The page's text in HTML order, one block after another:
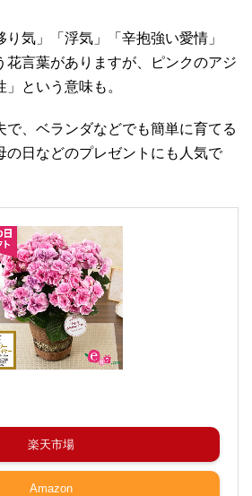
気」「浮気」「辛抱強い愛情」
花言葉がありますが、ピンクのアジ
という意味も。
で、ベランダなどでも簡単に育てる
の日などのプレゼントにも人気で
楽天市場
Amazon